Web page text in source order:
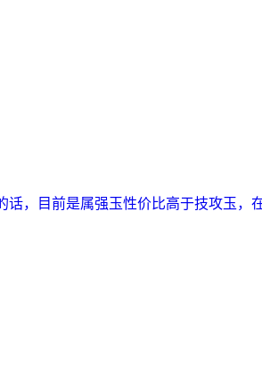
，目前是属强玉性价比高于技攻玉